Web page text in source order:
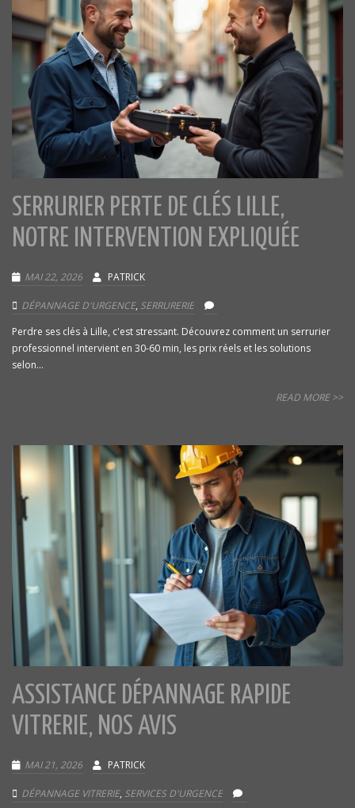
SERRURIER PERTE DE CLÉS LILLE,
NOTRE INTERVENTION EXPLIQUÉE
MAI 22, 2026 PATRICK
DÉPANNAGE D'URGENCE, SERRURERIE
Perdre ses clés à Lille, c'est stressant. Découvrez comment un serrurier
professionnel intervient en 30-60 min, les prix réels et les solutions
selon...
READ MORE >>
ASSISTANCE DÉPANNAGE RAPIDE
VITRERIE, NOS AVIS
MAI 21, 2026 PATRICK
DÉPANNAGE VITRERIE, SERVICES D'URGENCE